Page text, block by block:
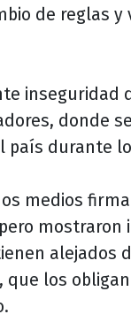
de reglas y
inseguridad
donde
país durante
medios
mostraron
alejados
que los